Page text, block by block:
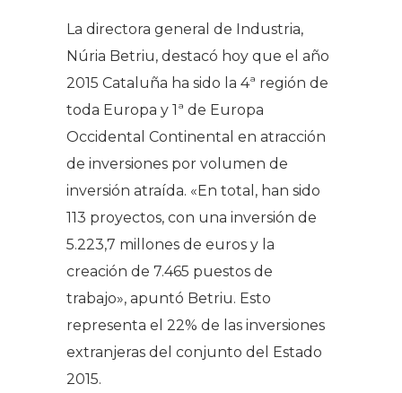
La directora general de Industria,
Núria Betriu, destacó hoy que el año
2015 Cataluña ha sido la 4ª región de
toda Europa y 1ª de Europa
Occidental Continental en atracción
de inversiones por volumen de
inversión atraída. «En total, han sido
113 proyectos, con una inversión de
5.223,7 millones de euros y la
creación de 7.465 puestos de
trabajo», apuntó Betriu. Esto
representa el 22% de las inversiones
extranjeras del conjunto del Estado
2015.